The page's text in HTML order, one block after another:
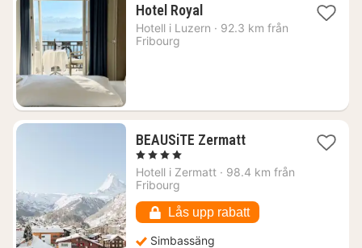
Hotel Royal1
natt
Hotell i Luzern · 92.3 km från
Fribourg
BEAUSiTE Zermatt1
från
, 4 Stjärnor
Hotell i Zermatt · 98.4 km från
Fribourg
Lås upp rabatt
Simbassäng